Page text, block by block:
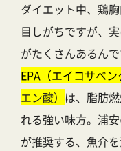
ダイエット中、鶏
目しがちですが、
がたくさんあるん
EPA（エイコサペ
エン酸） は、脂肪
れる強い味方。浦
が推奨する、魚介